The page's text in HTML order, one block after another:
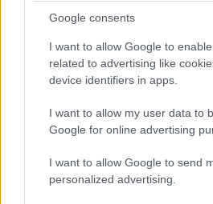
Google consents
I want to allow Google to
related to advertising like
device identifiers in apps.
I want to allow my user data to
Google for online advertising
I want to allow Google to send
personalized advertising.
Διαβάστε και ακολουθήστε τους